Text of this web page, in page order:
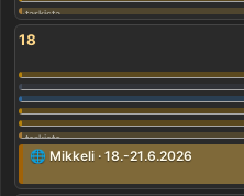
18
🌐 Mikkeli · 18.-21.6.2026